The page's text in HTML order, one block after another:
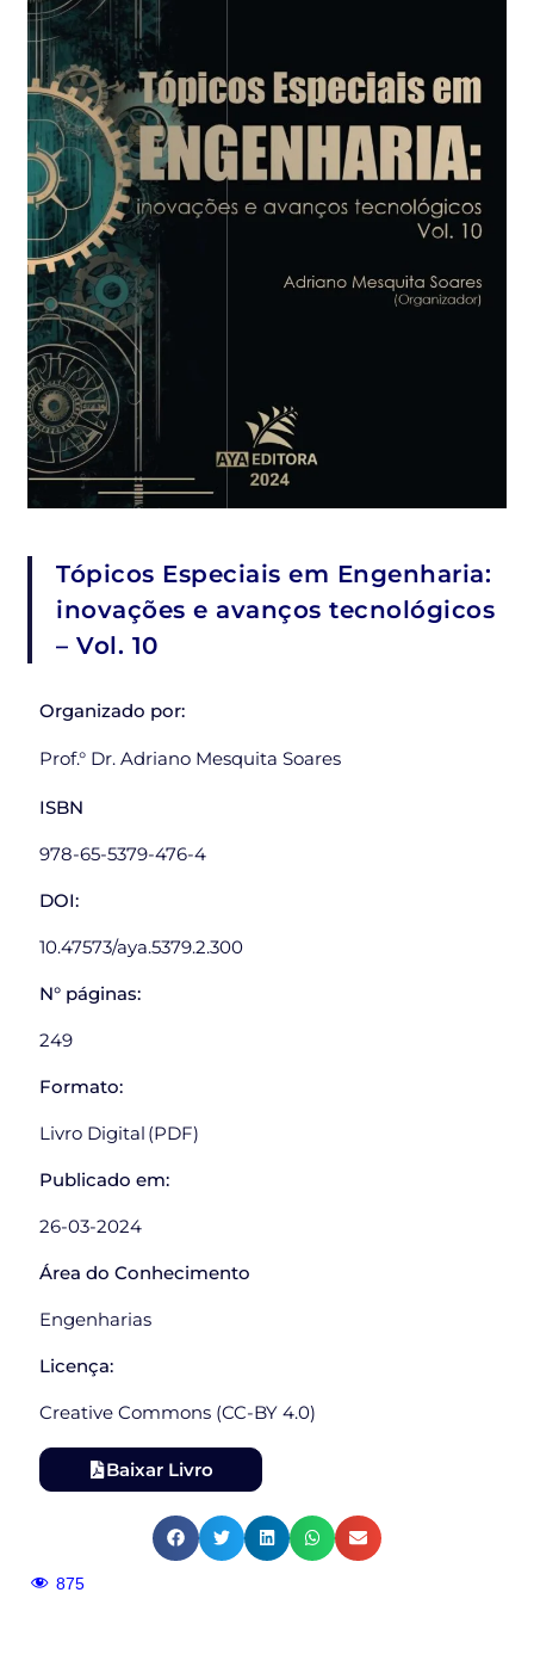
Tópicos Especiais em Engenharia:
inovações e avanços tecnológicos
– Vol. 10
Organizado por:
Prof.° Dr. Adriano Mesquita Soares
ISBN
978-65-5379-476-4
DOI:
10.47573/aya.5379.2.300
N° páginas:
249
Formato:
Livro Digital (PDF)
Publicado em:
26-03-2024
Área do Conhecimento
Engenharias
Licença:
Creative Commons (CC-BY 4.0)
Baixar Livro
875